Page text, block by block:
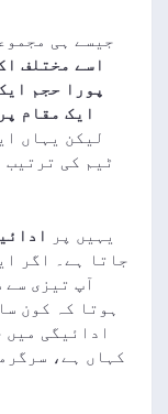
جیسے ہی
اسے مختلف
پورا حجم
ایک مقام
لیکن یہاں
ٹیم کی
یہیں پر
جاتا ہے۔ اگر
آپ تیزی سے
ہوتا کہ کون
ادائیگی
کہاں ہے،